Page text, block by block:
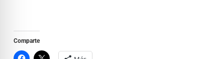
Comparte